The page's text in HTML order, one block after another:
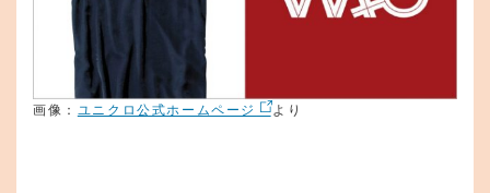
画像： ユニクロ公式ホームページ より